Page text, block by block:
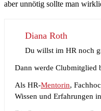
aber unnötig sollte man
Diana Roth
Du willst im HR noch
Dann werde Clubmitglied
Als HR-Mentorin,
Wissen und Erfahrungen